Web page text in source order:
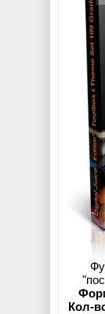
Кол-